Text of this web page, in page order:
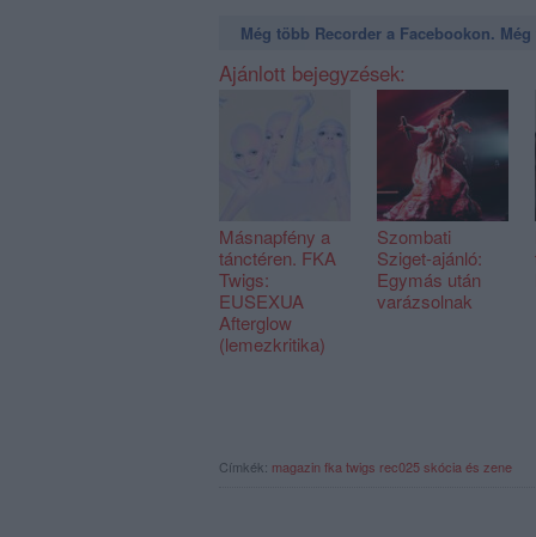
Még több Recorder a Facebookon.
Ajánlott bejegyzések:
Másnapfény a
tánctéren. FKA
Twigs:
EUSEXUA
Afterglow
(lemezkritika)
Szombati
Sziget-ajánló:
Egymás után
varázsolnak
Címkék: magazin fka twigs rec025skócia és zene